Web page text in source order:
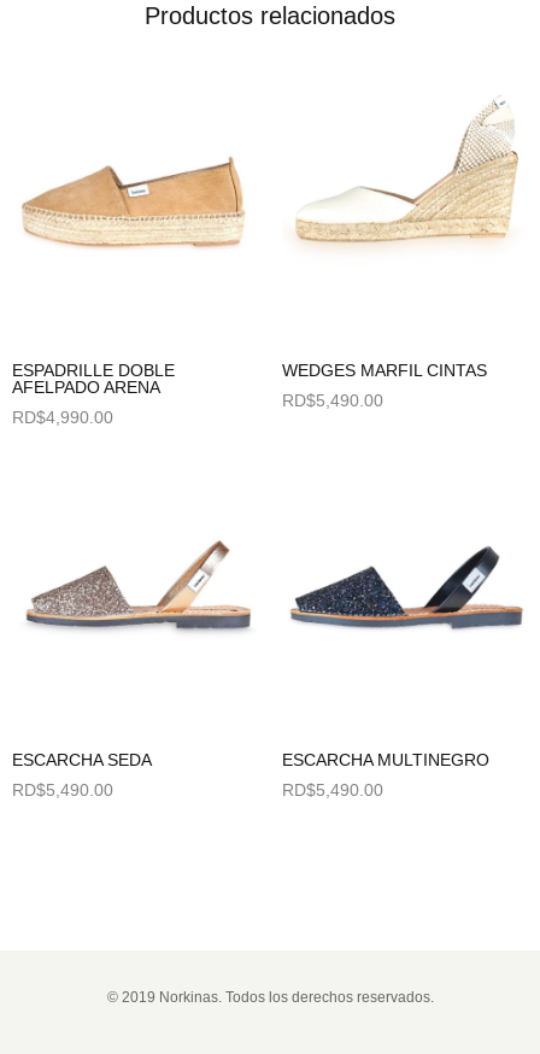
Productos relacionados
ESPADRILLE DOBLE
AFELPADO ARENA
RD$4,990.00
WEDGES MARFIL CINTAS
RD$5,490.00
ESCARCHA SEDA
RD$5,490.00
ESCARCHA MULTINEGRO
RD$5,490.00
© 2019 Norkinas. Todos los derechos reservados.